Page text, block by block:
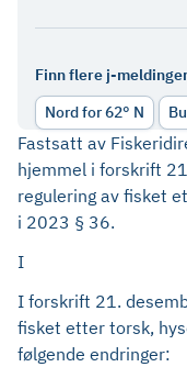
Finn flere j-
Nord for 62° N
Fastsatt av
hjemmel i forskrift
regulering av fisket
i 2023 § 36.
I
I forskrift 21.
fisket etter torsk,
følgende endringer: